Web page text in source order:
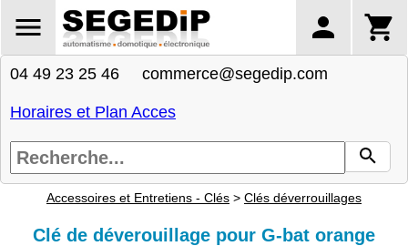
04 49 23 25 46 commerce@segedip.com
Horaires et Plan Acces
Accessoires et Entretiens - Clés > Clés déverrouillages
Clé de déverouillage pour G-bat orange